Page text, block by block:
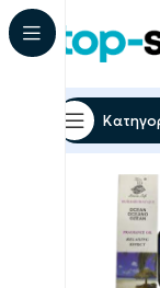
Αρχική